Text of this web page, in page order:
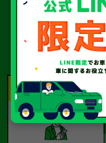
簡単 5
中古車・廃
Step.1